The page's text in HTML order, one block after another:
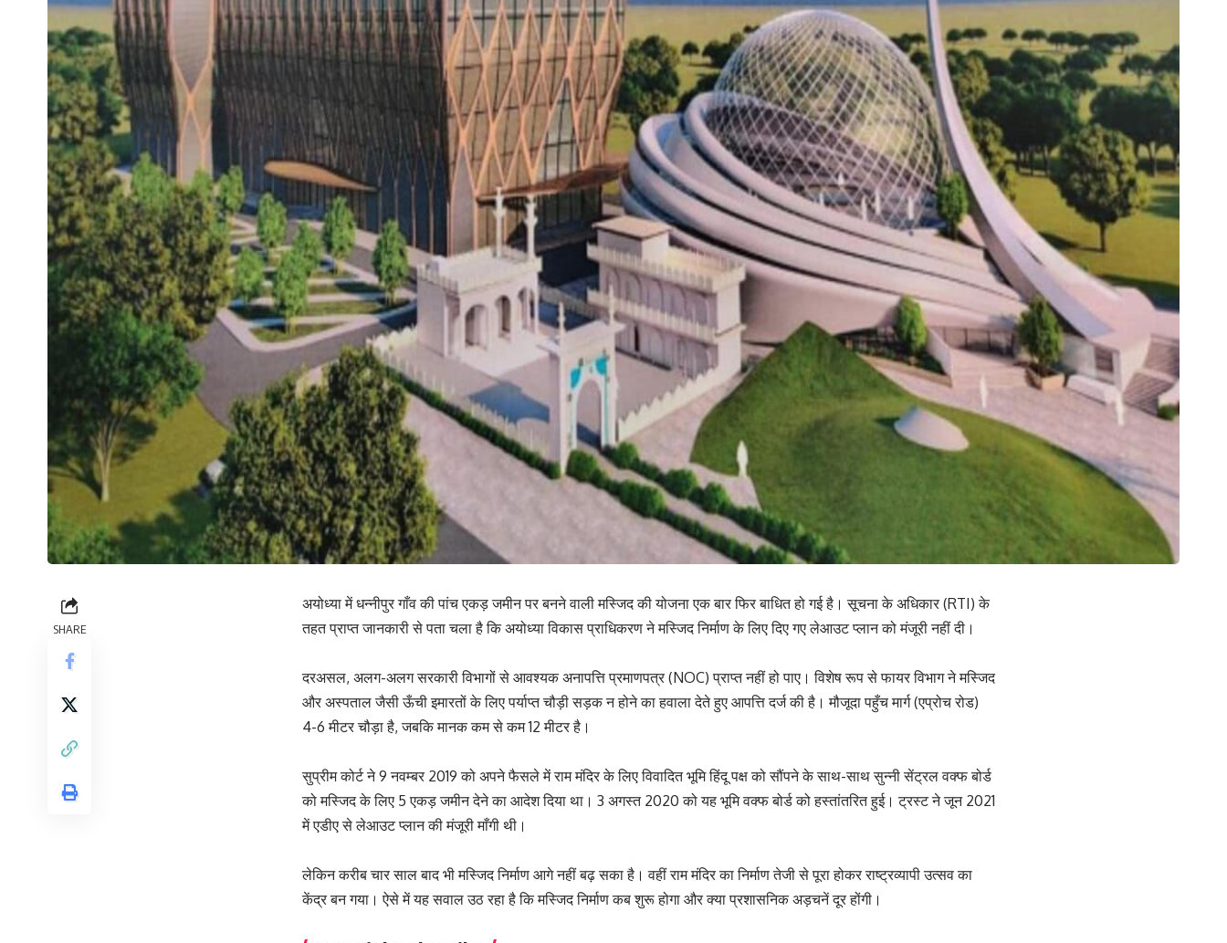
SHARE
अयोध्या में धन्नीपुर गाँव की पांच एकड़ जमीन पर बनने वाली मस्जिद की योजना एक बार फिर बाधित हो गई है। सूचना के अधिकार (RTI) के
तहत प्राप्त जानकारी से पता चला है कि अयोध्या विकास प्राधिकरण ने मस्जिद निर्माण के लिए दिए गए लेआउट प्लान को मंजूरी नहीं दी।
दरअसल, अलग-अलग सरकारी विभागों से आवश्यक अनापत्ति प्रमाणपत्र (NOC) प्राप्त नहीं हो पाए। विशेष रूप से फायर विभाग ने मस्जिद
और अस्पताल जैसी ऊँची इमारतों के लिए पर्याप्त चौड़ी सड़क न होने का हवाला देते हुए आपत्ति दर्ज की है। मौजूदा पहुँच मार्ग (एप्रोच रोड)
4-6 मीटर चौड़ा है, जबकि मानक कम से कम 12 मीटर है।
सुप्रीम कोर्ट ने 9 नवम्बर 2019 को अपने फैसले में राम मंदिर के लिए विवादित भूमि हिंदू पक्ष को सौंपने के साथ-साथ सुन्नी सेंट्रल वक्फ बोर्ड
को मस्जिद के लिए 5 एकड़ जमीन देने का आदेश दिया था। 3 अगस्त 2020 को यह भूमि वक्फ बोर्ड को हस्तांतरित हुई। ट्रस्ट ने जून 2021
में एडीए से लेआउट प्लान की मंजूरी माँगी थी।
लेकिन करीब चार साल बाद भी मस्जिद निर्माण आगे नहीं बढ़ सका है। वहीं राम मंदिर का निर्माण तेजी से पूरा होकर राष्ट्रव्यापी उत्सव का
केंद्र बन गया। ऐसे में यह सवाल उठ रहा है कि मस्जिद निर्माण कब शुरू होगा और क्या प्रशासनिक अड़चनें दूर होंगी।